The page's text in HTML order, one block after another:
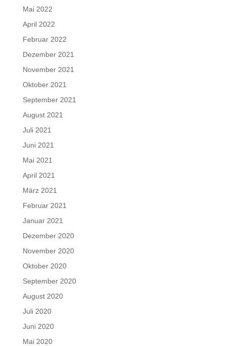
Mai 2022
April 2022
Februar 2022
Dezember 2021
November 2021
Oktober 2021
September 2021
August 2021
Juli 2021
Juni 2021
Mai 2021
April 2021
März 2021
Februar 2021
Januar 2021
Dezember 2020
November 2020
Oktober 2020
September 2020
August 2020
Juli 2020
Juni 2020
Mai 2020